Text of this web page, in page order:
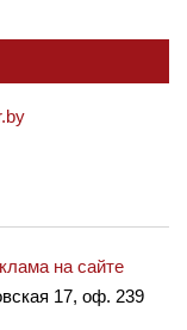
на сайте
17, оф. 239